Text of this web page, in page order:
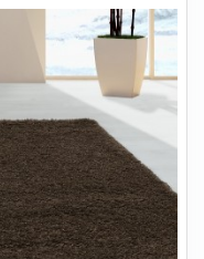
+
+
+
+
+
+